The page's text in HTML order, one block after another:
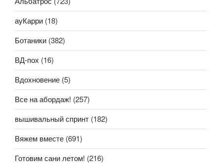
ауКарри (18)
Ботаники (382)
ВД-пох (16)
Вдохновение (5)
Все на абордаж! (257)
вышивальный спринт (182)
Вяжем вместе (691)
Готовим сани летом! (216)